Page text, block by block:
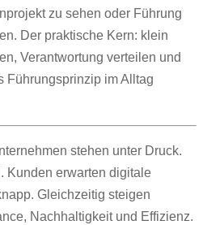
zu sehen oder Führung
Der praktische Kern: klein
Verantwortung verteilen und
Führungsprinzip im Alltag
stehen unter Druck.
Kunden erwarten digitale
Gleichzeitig steigen
Nachhaltigkeit und Effizienz.